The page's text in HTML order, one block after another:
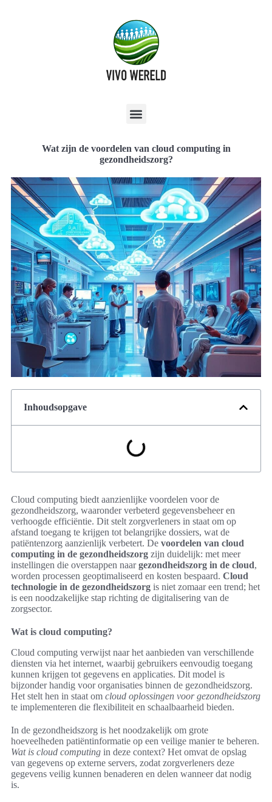
Wat zijn de voordelen van cloud computing in
gezondheidszorg?
Inhoudsopgave
Cloud computing biedt aanzienlijke voordelen voor de
gezondheidszorg, waaronder verbeterd gegevensbeheer en
verhoogde efficiëntie. Dit stelt zorgverleners in staat om op
afstand toegang te krijgen tot belangrijke dossiers, wat de
patiëntenzorg aanzienlijk verbetert. De voordelen van cloud
computing in de gezondheidszorg zijn duidelijk: met meer
instellingen die overstappen naargezondheidszorg in de cloud,
worden processen geoptimaliseerd en kosten bespaard. Cloud
technologie in de gezondheidszorg is niet zomaar een trend; het
is een noodzakelijke stap richting de digitalisering van de
zorgsector.
Wat is cloud computing?
Cloud computing verwijst naar het aanbieden van verschillende
diensten via het internet, waarbij gebruikers eenvoudig toegang
kunnen krijgen tot gegevens en applicaties. Dit model is
bijzonder handig voor organisaties binnen de gezondheidszorg.
Het stelt hen in staat om cloud oplossingen voor gezondheidszorg
te implementeren die flexibiliteit en schaalbaarheid bieden.
In de gezondheidszorg is het noodzakelijk om grote
hoeveelheden patiëntinformatie op een veilige manier te beheren.
Wat is cloud computing in deze context? Het omvat de opslag
van gegevens op externe servers, zodat zorgverleners deze
gegevens veilig kunnen benaderen en delen wanneer dat nodig
is.